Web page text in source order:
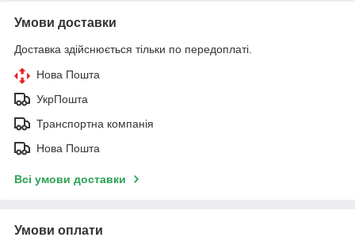
Умови доставки
Доставка здійснюється тільки по передоплаті.
Нова Пошта
УкрПошта
Транспортна компанія
Нова Пошта
Всі умови доставки
Умови оплати